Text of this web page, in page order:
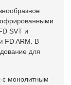
SVT и
FD ARM. В
для
с монолитным